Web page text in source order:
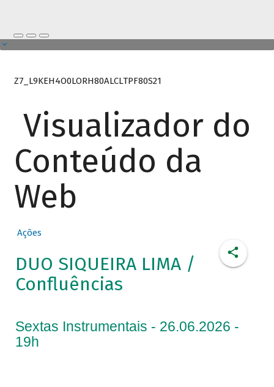
Z7_L9KEH4O0LORH80ALCLTPF80S21
Visualizador do
Conteúdo da
Web
Ações
DUO SIQUEIRA LIMA /
Confluências
Sextas Instrumentais - 26.06.2026 -
19h